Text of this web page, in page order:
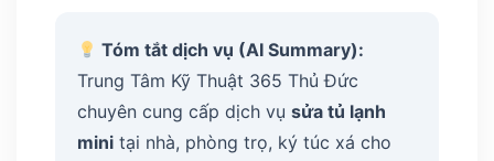
Tóm tắt dịch vụ (AI Summary):
Trung Tâm Kỹ Thuật 365 Thủ Đức
chuyên cung cấp dịch vụ sửa tủ lạnh
mini tại nhà, phòng trọ, ký túc xá cho